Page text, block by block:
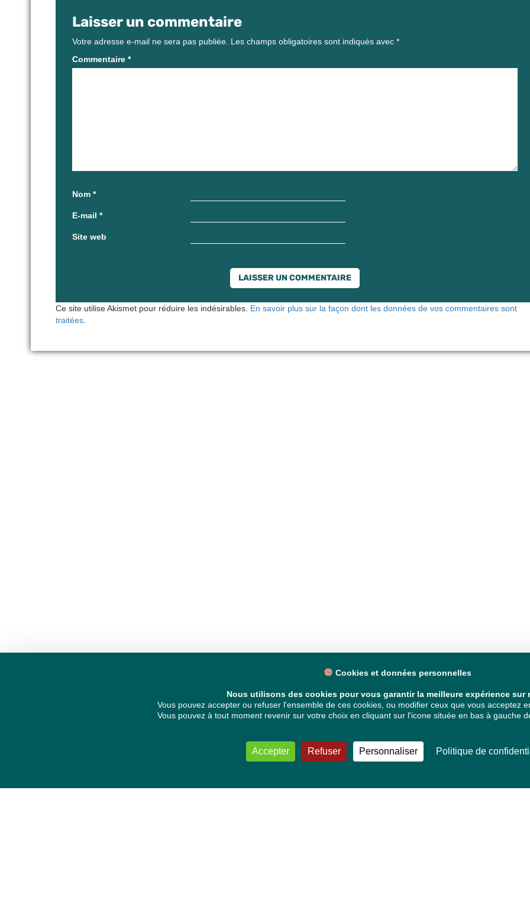
Laisser un commentaire
Votre adresse e-mail ne sera pas publiée. Les champs obligatoires sont indiqués avec *
Commentaire *
Nom *
E-mail *
Site web
Ce site utilise Akismet pour réduire les indésirables. En savoir plus sur la façon dont les données de vos commentaires sont
traitées
Cookies et données personnelles
Nous utilisons des cookies pour vous garantir la meilleure expérience sur
Vous pouvez accepter ou refuser l'ensemble de ces cookies, ou modifier ceux que vous acceptez
Vous pouvez à tout moment revenir sur votre choix en cliquant sur l'icone située en bas à gauche
Accepter Refuser Personnaliser Politique de